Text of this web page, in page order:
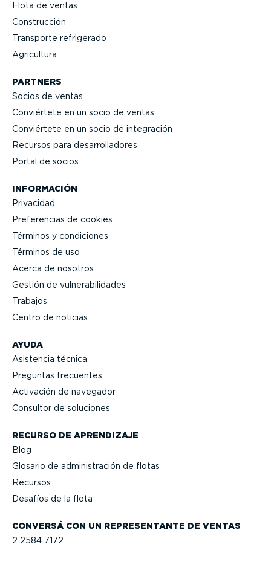
Flota de ventas
Construcción
Transporte refrigerado
Agricultura
CONVERSÁ CON UN REPRE­SEN­TANTE DE VENTAS
2 2584 7172
AYUDA
Asistencia técnica
Preguntas frecuentes
Activación de navegador
Consultor de soluciones
RECURSO DE APRENDIZAJE
Blog
Glosario de adminis­tración de flotas
Recursos
Desafíos de la flota
PARTNERS
Socios de ventas
Conviértete en un socio de ventas
Conviértete en un socio de integración
Recursos para desarro­lla­dores
Portal de socios
INFORMACIÓN
Privacidad
Prefe­rencias de cookies
Términos y condiciones
Términos de uso
Acerca de nosotros
Gestión de vulne­ra­bi­li­dades
Trabajos
Centro de noticias